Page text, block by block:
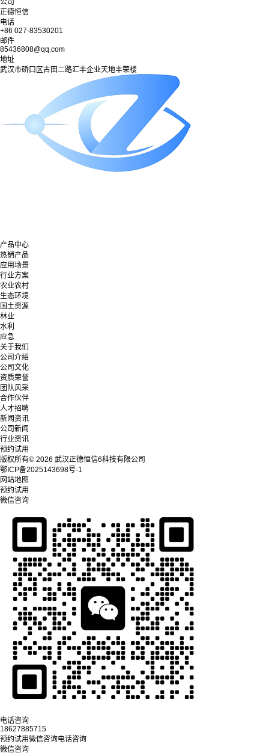
正德恒信
电话
+86 027-83530201
邮件
85436808@qq.com
地址
武汉市硚口区古田二路汇丰企业天地丰荣楼
产品中心
热销产品
应用场景
行业方案
农业农村
生态环境
国土资源
林业
水利
应急
关于我们
公司介绍
公司文化
资质荣誉
团队风采
合作伙伴
人才招聘
新闻资讯
公司新闻
行业资讯
预约试用
版权所有© 2026 武汉正德恒信6科技有限公司
鄂ICP备2025143698号-1
网站地图
预约试用
微信咨询
电话咨询
18627885715
预约试用微信咨询电话咨询
微信咨询